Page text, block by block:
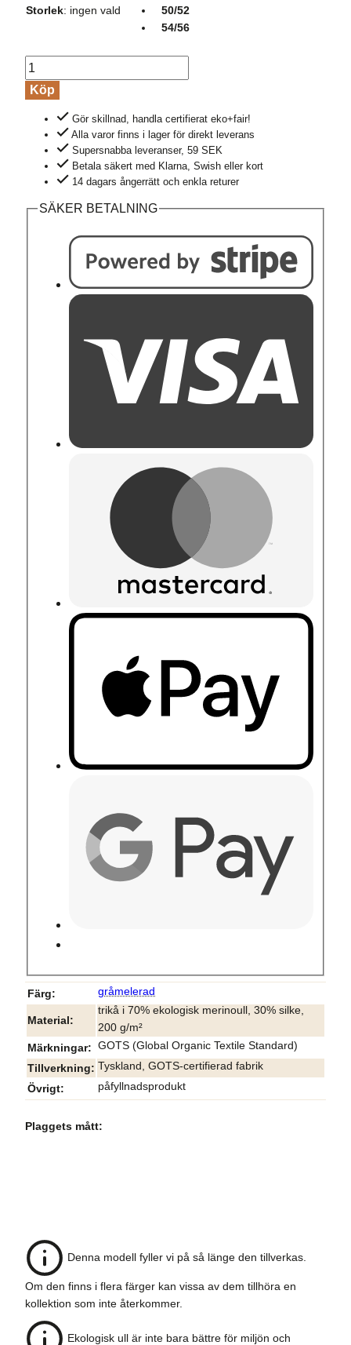
Storlek: ingen vald
50/52
54/56
Långkalsonger
ull/silke
gråmelerad
mängd
Köp
Gör skillnad, handla certifierat eko+fair!
Alla varor finns i lager för direkt leverans
Supersnabba leveranser, 59 SEK
Betala säkert med Klarna, Swish eller kort
14 dagars ångerrätt och enkla returer
SÄKER BETALNING
Färg gråmelerad
Material
trikå i 70% ekologisk merinoull, 30% silke,
200 g/m²
Märkningar
GOTS (Global Organic Textile Standard)
Tillverkning
Tyskland, GOTS-certifierad fabrik
Övrigt
påfyllnadsprodukt
Plaggets mått:
Denna modell fyller vi på så länge den tillverkas.
Om den finns i flera färger kan vissa av dem tillhöra en
kollektion som inte återkommer.
Ekologisk ull är inte bara bättre för miljön och